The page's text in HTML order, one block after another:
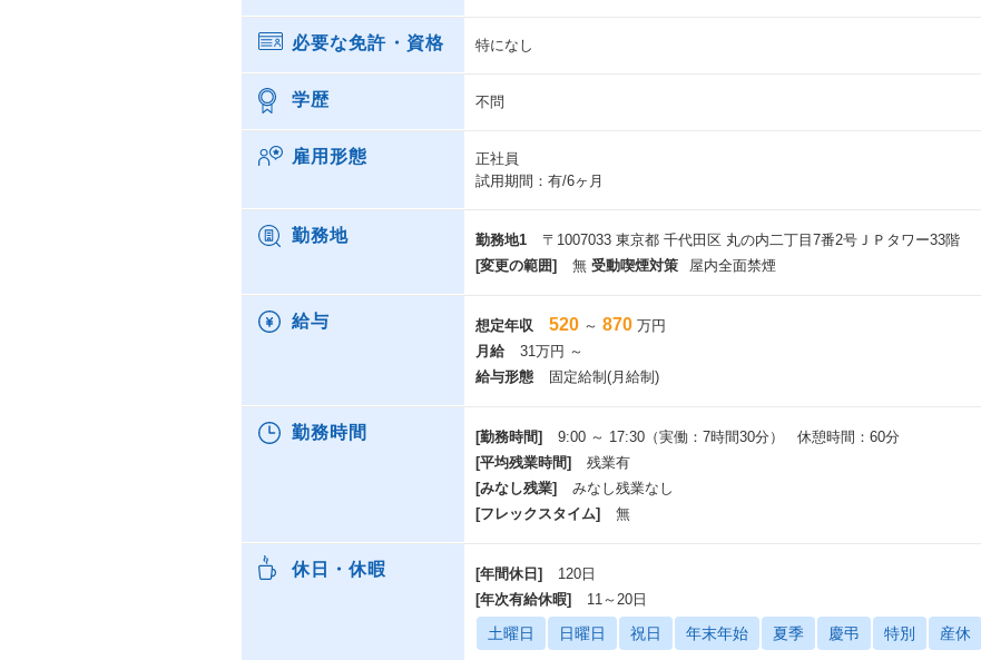
必要な免許・資格 特になし
学歴 不問
雇用形態
正社員
試用期間：有/6ヶ月
勤務地 勤務地1
〒1007033 東京都 千代田区 丸の内二丁目7番2号ＪＰタワー33階
[変更の範囲]
無 受動喫煙対策 屋内全面禁煙
給与 想定年収 520 ～ 870 万円
月給
31万円 ～
給与形態
固定給制(月給制)
勤務時間 [勤務時間]
9:00 ～ 17:30（実働：7時間30分） 休憩時間：60分
[平均残業時間]
残業有
[みなし残業]
みなし残業なし
[フレックスタイム]
無
休日・休暇 [年間休日]
120日
[年次有給休暇]
11～20日
土曜日 日曜日 祝日 年末年始 夏季 慶弔 特別 産休